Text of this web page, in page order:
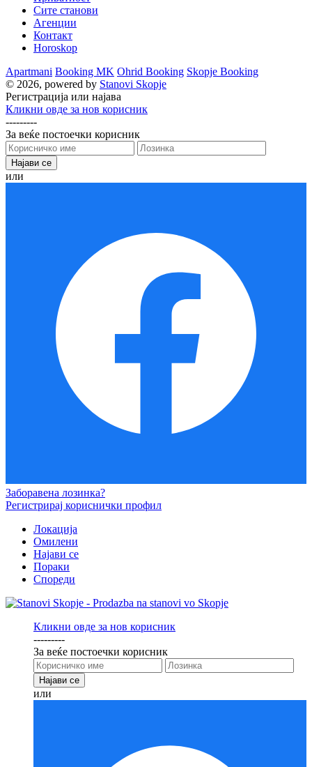
Сите станови
Агенции
Контакт
Horoskop
Apartmani Booking MK Ohrid Booking Skopje Booking
© 2026, powered by Stanovi Skopje
Регистрација или најава
Кликни овде за нов корисник
---------
За веќе постоечки корисник
или
Заборавена лозинка?
Регистрирај кориснички профил
Локација
Омилени
Најави се
Пораки
Спореди
Кликни овде за нов корисник
---------
За веќе постоечки корисник
или